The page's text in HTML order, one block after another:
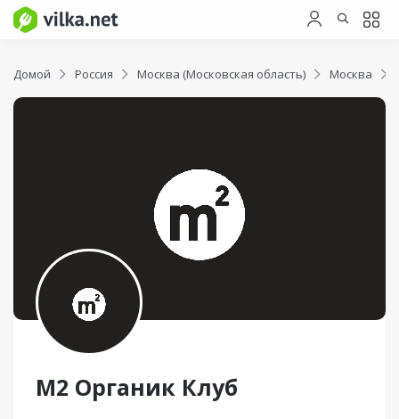
Домой Россия Москва (Московская область) Москва
М2 Органик Клуб